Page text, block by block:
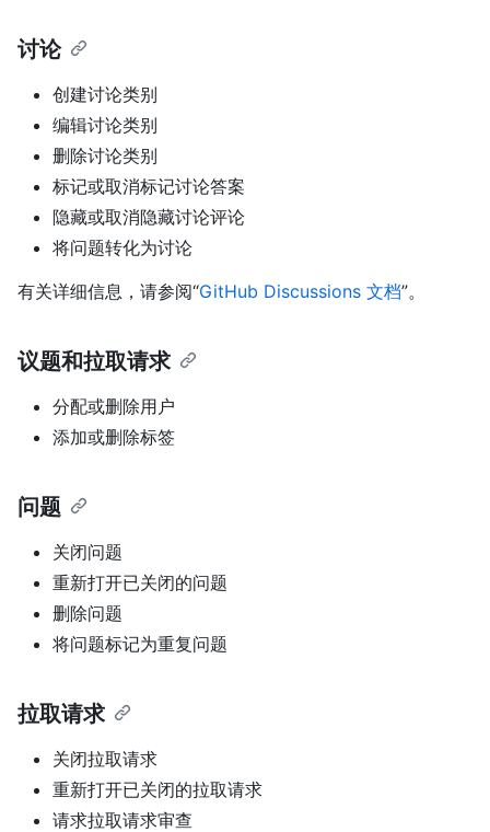
讨论
创建讨论类别
编辑讨论类别
删除讨论类别
标记或取消标记讨论答案
隐藏或取消隐藏讨论评论
将问题转化为讨论
有关详细信息，请参阅“GitHub Discussions 文档”。
议题和拉取请求
分配或删除用户
添加或删除标签
问题
关闭问题
重新打开已关闭的问题
删除问题
将问题标记为重复问题
拉取请求
关闭拉取请求
重新打开已关闭的拉取请求
请求拉取请求审查